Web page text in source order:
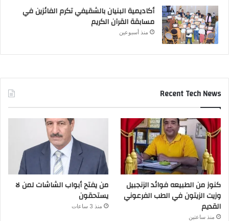
أكاديمية البنيان بالشقيفي تكرم الفائزين في
مسابقة القرآن الكريم
منذ أسبوعين
Recent Tech News
كنوز من الطبيعه فوائد الزنجبيل
وزيت الزيتون في الطب الفرعوني
القديم
منذ ساعتين
من يفتح أبواب الشاشات لمن لا
يستحقون
منذ 3 ساعات